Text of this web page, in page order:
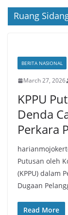
Ruang
BERITA NASIONAL
March 27, 2026
KPPU
Denda
Perkara
Putusan oleh
(KPPU) dalam
Dugaan
Read More